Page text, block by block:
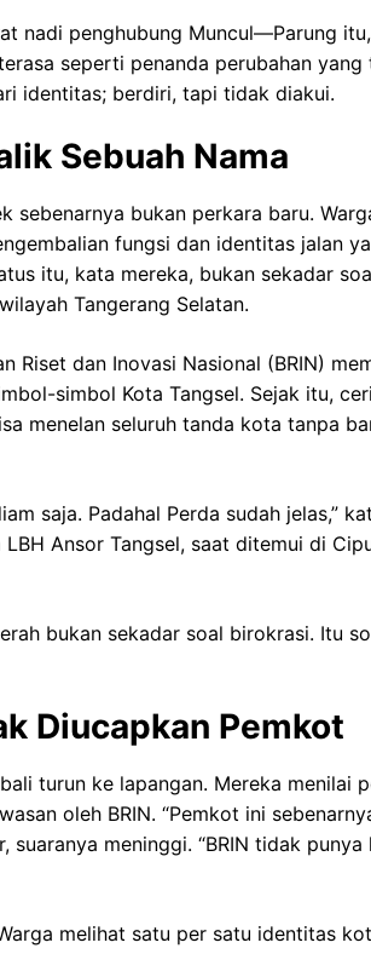
nadi penghubung Muncul—Parung
seperti penanda perubahan yang
identitas; berdiri, tapi tidak diakui.
Sebuah Nama
sebenarnya bukan perkara baru.
fungsi dan identitas jalan
itu, kata mereka, bukan sekadar
Tangerang Selatan.
Riset dan Inovasi Nasional (BRIN)
simbol Kota Tangsel. Sejak itu,
menelan seluruh tanda kota tanpa
saja. Padahal Perda sudah jelas,”
Ansor Tangsel, saat ditemui di
bukan sekadar soal birokrasi. Itu
Diucapkan Pemkot
turun ke lapangan. Mereka menilai
oleh BRIN. “Pemkot ini
suaranya meninggi. “BRIN tidak punya
melihat satu per satu identitas